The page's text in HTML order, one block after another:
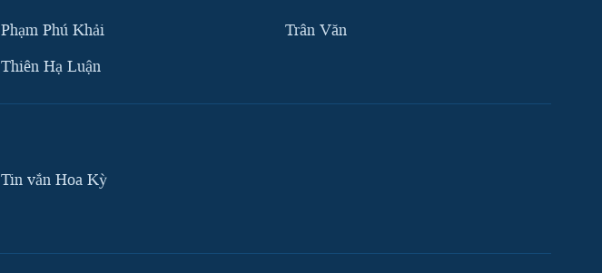
Phạm Phú Khải
Thiên Hạ Luận
Trân Văn
Tin vắn Hoa Kỳ